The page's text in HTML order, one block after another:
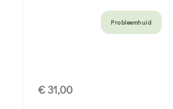
Probleemhuid
€ 31,00